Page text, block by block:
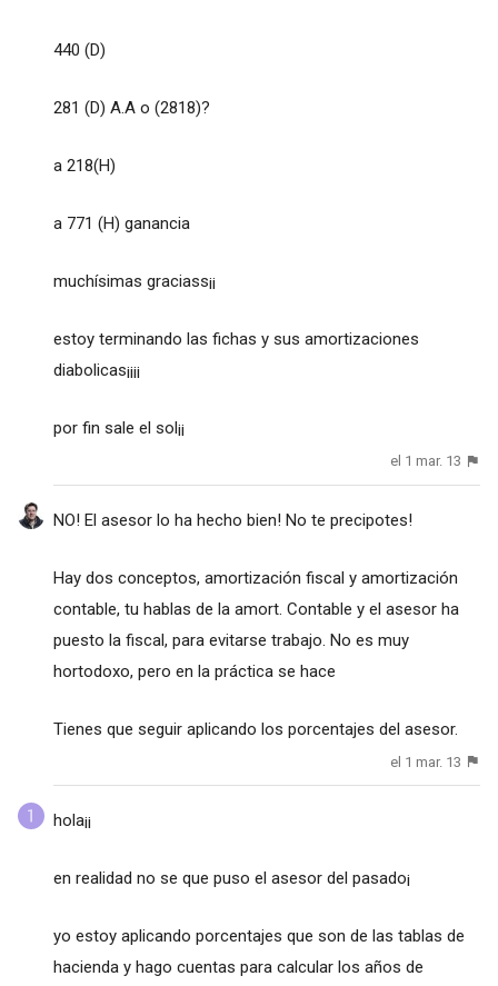
440 (D)
281 (D) A.A o (2818)?
a 218(H)
a 771 (H) ganancia
muchísimas graciass¡¡
estoy terminando las fichas y sus amortizaciones
diabolicas¡¡¡¡
por fin sale el sol¡¡
el 1 mar. 13
NO! El asesor lo ha hecho bien! No te precipotes!
Hay dos conceptos, amortización fiscal y amortización
contable, tu hablas de la amort. Contable y el asesor ha
puesto la fiscal, para evitarse trabajo. No es muy
hortodoxo, pero en la práctica se hace
Tienes que seguir aplicando los porcentajes del asesor.
el 1 mar. 13
hola¡¡
en realidad no se que puso el asesor del pasado¡
yo estoy aplicando porcentajes que son de las tablas de
hacienda y hago cuentas para calcular los años de